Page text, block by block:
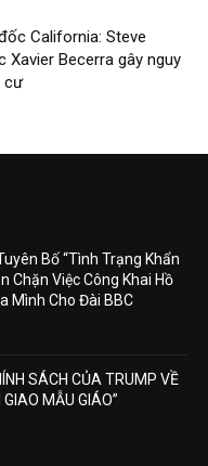
California: Steve
Xavier Becerra gây nguy
cư
Bố “Tình Trạng Khẩn
Chặn Việc Công Khai Hồ
Mình Cho Đài BBC
SÁCH CỦA TRUMP VỀ
GIAO MẪU GIÁO”